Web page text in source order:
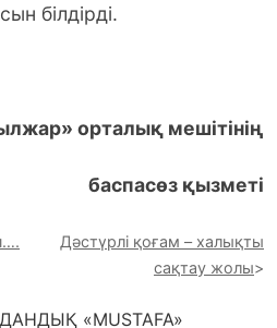
білдірді.
» орталық мешітінің
баспасөз қызметі
Дәстүрлі қоғам – халықты
сақтау жолы
«MUSTAFA»